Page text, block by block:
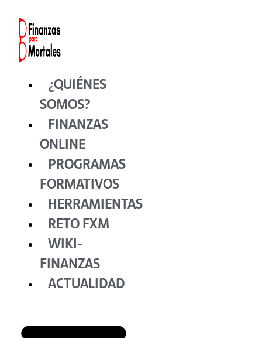
contenido
¿QUIÉNES
SOMOS?
FINANZAS
ONLINE
PROGRAMAS
FORMATIVOS
HERRAMIENTAS
RETO FXM
WIKI-
FINANZAS
ACTUALIDAD